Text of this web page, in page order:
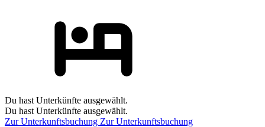
Du hast Unterkünfte ausgewählt.
Du hast Unterkünfte ausgewählt.
Zur Unterkunftsbuchung Zur Unterkunftsbuchung